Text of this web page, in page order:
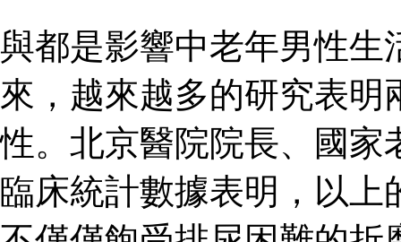
與都是影響中老年男性生
來，越來越多的研究表
性。北京醫院院長、國家
臨床統計數據表明，以上